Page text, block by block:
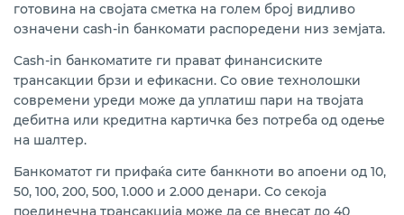
готовина на својата сметка на голем број видливо
означени cash-in банкомати распоредени низ земјата.
Cash-in банкоматите ги прават финансиските
трансакции брзи и ефикасни. Со овие технолошки
современи уреди може да уплатиш пари на твојата
дебитна или кредитна картичка без потреба од одење
на шалтер.
Банкоматот ги прифаќа сите банкноти во апоени од 10,
50, 100, 200, 500, 1.000 и 2.000 денари. Со секоја
поединечна трансакција може да се внесат до 40